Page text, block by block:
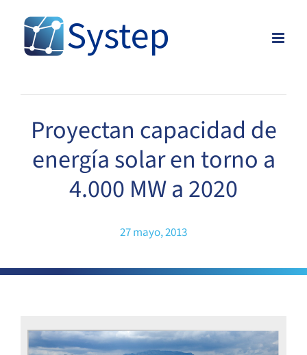
content
Proyectan capacidad de
energía solar en torno a
4.000 MW a 2020
27 mayo, 2013